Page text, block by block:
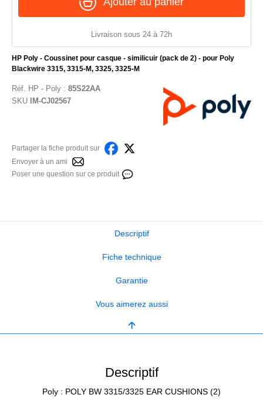
HP Poly - Coussinet pour casque - similicuir (pack de 2) - pour Poly
Blackwire 3315, 3315-M, 3325, 3325-M
Réf. HP - Poly: 85S22AA
SKU
IM-CJ02567
Partager la fiche produit sur
Envoyer à un ami
Poser une question sur ce produit
Livraison sous 24 à 72h
Descriptif
Fiche technique
Garantie
Vous aimerez aussi
Descriptif
Poly : POLY BW 3315/3325 EAR CUSHIONS (2)